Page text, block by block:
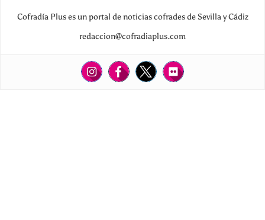
Cofradía Plus es un portal de noticias cofrades de Sevilla y Cádiz
redaccion@cofradiaplus.com